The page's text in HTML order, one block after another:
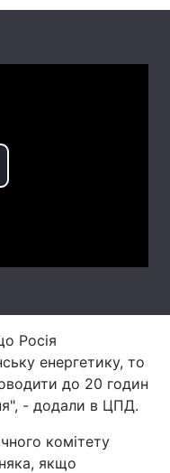
Росія
енергетику, то
до 20 годин
- додали в ЦПД.
комітету
якщо